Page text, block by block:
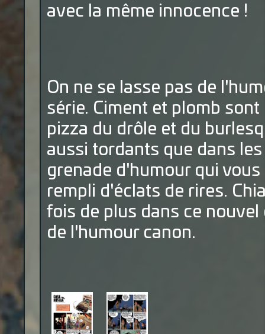
avec la même innocence !
On ne se lasse pas de
série. Ciment et plomb
pizza du drôle et du
aussi tordants que dans
grenade d'humour qui
rempli d'éclats de rires.
fois de plus dans ce
de l'humour canon.